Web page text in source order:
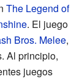
The Legend of
. El juego
Bros. Melee,
Al principio,
juegos